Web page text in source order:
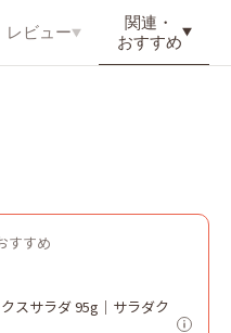
レビュー
関連・
おすすめ
すすめ
スサラダ 95g｜サラダク